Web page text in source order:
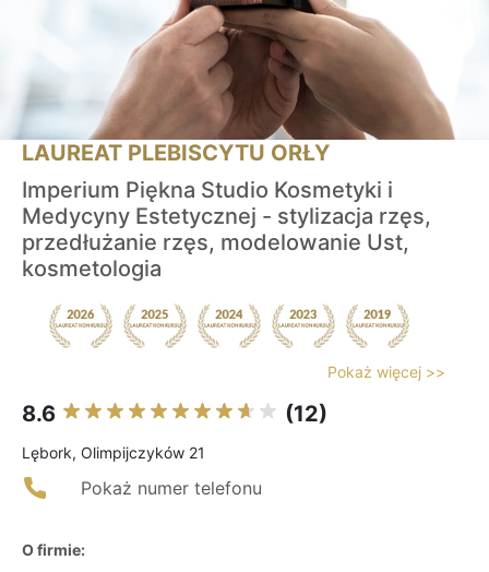
LAUREAT PLEBISCYTU ORŁY
Imperium Piękna Studio Kosmetyki i
Medycyny Estetycznej - stylizacja rzęs,
przedłużanie rzęs, modelowanie Ust,
kosmetologia
Pokaż więcej >>
8.6 (12)
Lębork, Olimpijczyków 21
Pokaż numer telefonu
O firmie: